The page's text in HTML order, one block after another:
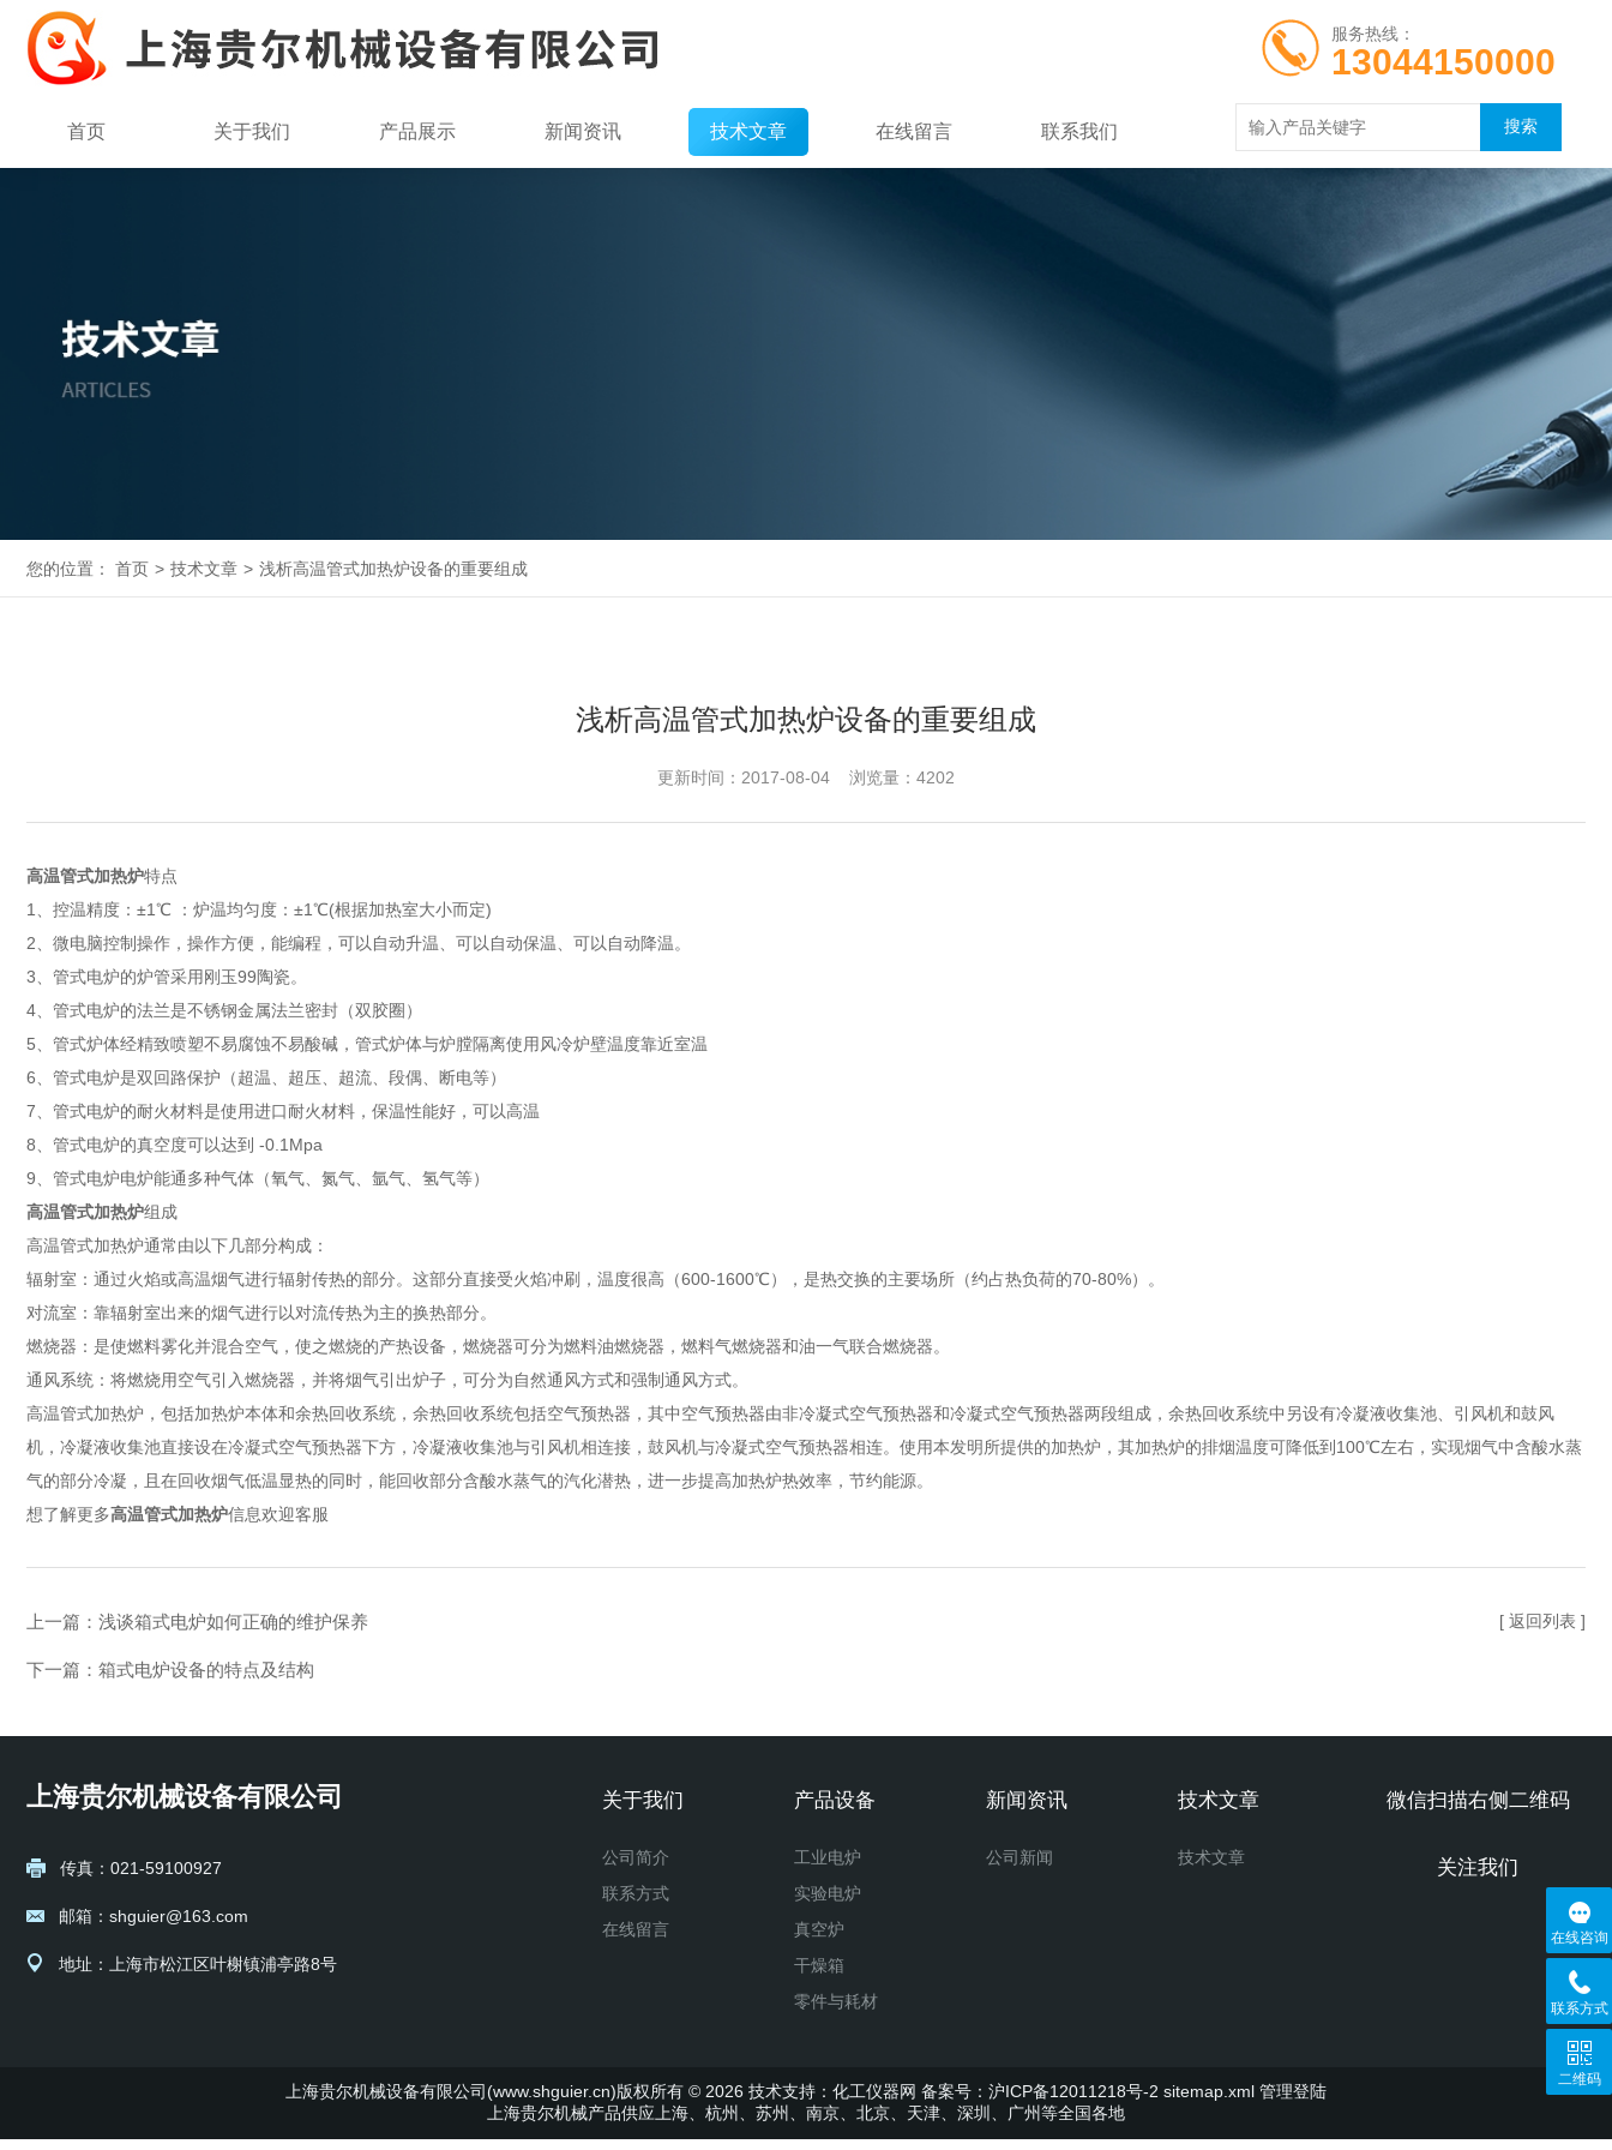
服务热线：
13044150000
首页 关于我们 产品展示 新闻资讯 技术文章 在线留言 联系我们
您的位置： 首页 > 技术文章 > 浅析高温管式加热炉设备的重要组成
浅析高温管式加热炉设备的重要组成
更新时间：2017-08-04 浏览量：4202
高温管式加热炉特点
1、控温精度：±1℃ ：炉温均匀度：±1℃(根据加热室大小而定)
2、微电脑控制操作，操作方便，能编程，可以自动升温、可以自动保温、可以自动降温。
3、管式电炉的炉管采用刚玉99陶瓷。
4、管式电炉的法兰是不锈钢金属法兰密封（双胶圈）
5、管式炉体经精致喷塑不易腐蚀不易酸碱，管式炉体与炉膛隔离使用风冷炉壁温度靠近室温
6、管式电炉是双回路保护（超温、超压、超流、段偶、断电等）
7、管式电炉的耐火材料是使用进口耐火材料，保温性能好，可以高温
8、管式电炉的真空度可以达到 -0.1Mpa
9、管式电炉电炉能通多种气体（氧气、氮气、氩气、氢气等）
高温管式加热炉组成
高温管式加热炉通常由以下几部分构成：
辐射室：通过火焰或高温烟气进行辐射传热的部分。这部分直接受火焰冲刷，温度很高（600-1600℃），是热交换的主要场所（约占热负荷的70-80%）。
对流室：靠辐射室出来的烟气进行以对流传热为主的换热部分。
燃烧器：是使燃料雾化并混合空气，使之燃烧的产热设备，燃烧器可分为燃料油燃烧器，燃料气燃烧器和油一气联合燃烧器。
通风系统：将燃烧用空气引入燃烧器，并将烟气引出炉子，可分为自然通风方式和强制通风方式。
高温管式加热炉，包括加热炉本体和余热回收系统，余热回收系统包括空气预热器，其中空气预热器由非冷凝式空气预热器和冷凝式空气预热器两段组成，余热回收系统中另设有冷凝液收集池、引风机和鼓风
机，冷凝液收集池直接设在冷凝式空气预热器下方，冷凝液收集池与引风机相连接，鼓风机与冷凝式空气预热器相连。使用本发明所提供的加热炉，其加热炉的排烟温度可降低到100℃左右，实现烟气中含酸水蒸
气的部分冷凝，且在回收烟气低温显热的同时，能回收部分含酸水蒸气的汽化潜热，进一步提高加热炉热效率，节约能源。
想了解更多高温管式加热炉信息欢迎客服
上一篇： 浅谈箱式电炉如何正确的维护保养
下一篇： 箱式电炉设备的特点及结构
[ 返回列表 ]
上海贵尔机械设备有限公司
传真：021-59100927
邮箱：shguier@163.com
地址：上海市松江区叶榭镇浦亭路8号
微信扫描右侧二维码
关注我们
关于我们
公司简介
联系方式
在线留言
产品设备
工业电炉
实验电炉
真空炉
干燥箱
零件与耗材
新闻资讯
公司新闻
技术文章
技术文章
上海贵尔机械设备有限公司(www.shguier.cn)版权所有 © 2026 技术支持： 化工仪器网 备案号：沪ICP备12011218号-2 sitemap.xml 管理登陆
上海贵尔机械产品供应上海、杭州、苏州、南京、北京、天津、深圳、广州等全国各地
在线咨询
联系方式
二维码